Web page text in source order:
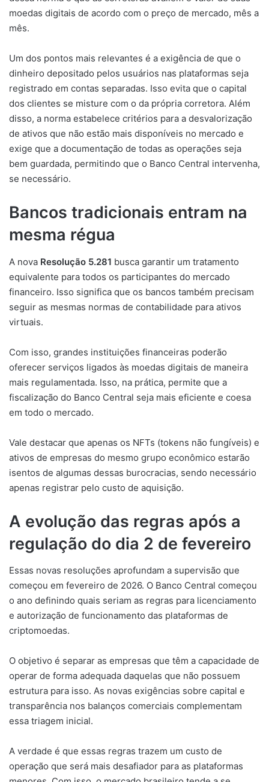
moedas digitais de acordo com o preço de mercado, mês a
mês.
Um dos pontos mais relevantes é a exigência de que o
dinheiro depositado pelos usuários nas plataformas seja
registrado em contas separadas. Isso evita que o capital
dos clientes se misture com o da própria corretora. Além
disso, a norma estabelece critérios para a desvalorização
de ativos que não estão mais disponíveis no mercado e
exige que a documentação de todas as operações seja
bem guardada, permitindo que o Banco Central intervenha,
se necessário.
Bancos tradicionais entram na
mesma régua
A nova Resolução 5.281 busca garantir um tratamento
equivalente para todos os participantes do mercado
financeiro. Isso significa que os bancos também precisam
seguir as mesmas normas de contabilidade para ativos
virtuais.
Com isso, grandes instituições financeiras poderão
oferecer serviços ligados às moedas digitais de maneira
mais regulamentada. Isso, na prática, permite que a
fiscalização do Banco Central seja mais eficiente e coesa
em todo o mercado.
Vale destacar que apenas os NFTs (tokens não fungíveis) e
ativos de empresas do mesmo grupo econômico estarão
isentos de algumas dessas burocracias, sendo necessário
apenas registrar pelo custo de aquisição.
A evolução das regras após a
regulação do dia 2 de fevereiro
Essas novas resoluções aprofundam a supervisão que
começou em fevereiro de 2026. O Banco Central começou
o ano definindo quais seriam as regras para licenciamento
e autorização de funcionamento das plataformas de
criptomoedas.
O objetivo é separar as empresas que têm a capacidade de
operar de forma adequada daquelas que não possuem
estrutura para isso. As novas exigências sobre capital e
transparência nos balanços comerciais complementam
essa triagem inicial.
A verdade é que essas regras trazem um custo de
operação que será mais desafiador para as plataformas